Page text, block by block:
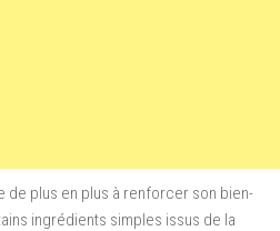
de plus en plus à renforcer son bien-
ingrédients simples issus de la